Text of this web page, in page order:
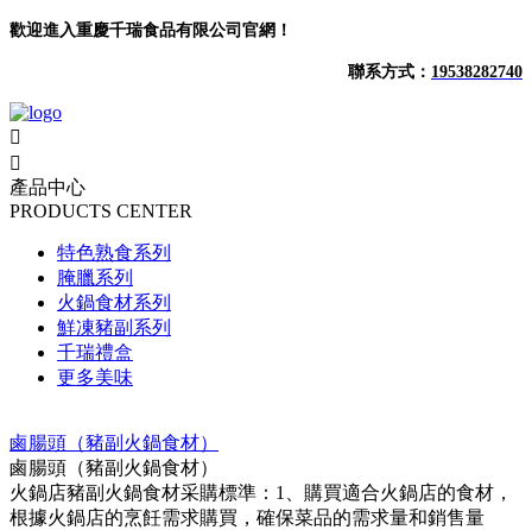
歡迎進入重慶千瑞食品有限公司官網！
聯系方式： 19538282740


產品中心
PRODUCTS CENTER
特色熟食系列
腌臘系列
火鍋食材系列
鮮凍豬副系列
千瑞禮盒
更多美味
鹵腸頭（豬副火鍋食材）
鹵腸頭（豬副火鍋食材）
火鍋店豬副火鍋食材采購標準：1、購買適合火鍋店的食材，
根據火鍋店的烹飪需求購買，確保菜品的需求量和銷售量